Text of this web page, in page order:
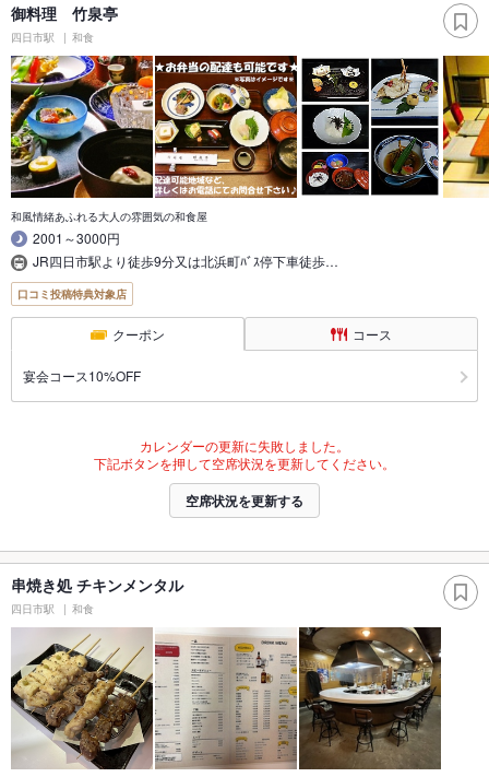
御料理 竹泉亭
四日市駅 和食
和風情緒あふれる大人の雰囲気の和食屋
2001～3000円
JR四日市駅より徒歩9分又は北浜町ﾊﾞｽ停下車徒歩…
口コミ投稿特典対象店
クーポン コース
宴会コース10%OFF
カレンダーの更新に失敗しました。
下記ボタンを押して空席状況を更新してください。
空席状況を更新する
串焼き処 チキンメンタル
四日市駅 和食